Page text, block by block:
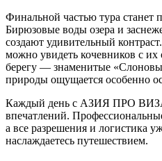
Финальной частью тура станет
Бирюзовые воды озера и
создают удивительный
можно увидеть кочевников с их
берегу — знаменитые
природы ощущается особенно
Каждый день с АЗИЯ ПРО ВИЗА
впечатлений.
а все разрешения и логистика
наслаждаетесь путешествием.